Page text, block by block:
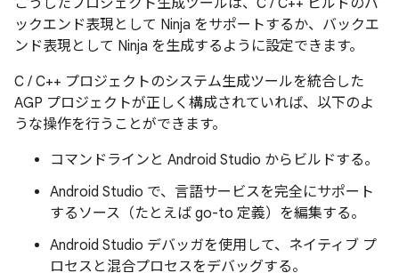
こうしたプロジェクト生成ツールは、C / C++ ビルドのバ
ックエンド表現として Ninja をサポートするか、バックエ
ンド表現として Ninja を生成するように設定できます。
C / C++ プロジェクトのシステム生成ツールを統合した
AGP プロジェクトが正しく構成されていれば、以下のよ
うな操作を行うことができます。
コマンドラインと Android Studio からビルドする。
Android Studio で、言語サービスを完全にサポート
するソース（たとえば go-to 定義）を編集する。
Android Studio デバッガを使用して、ネイティブ プ
ロセスと混合プロセスをデバッグする。